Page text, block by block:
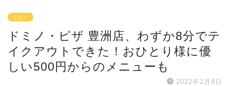
グルメ
ドミノ・ピザ 豊洲店、わずか8分でテ
イクアウトできた！おひとり様に優
しい500円からのメニューも
2022年2月8日